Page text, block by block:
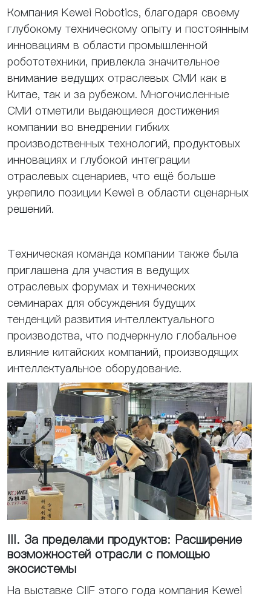
Компания Kewei Robotics, благодаря своему
глубокому техническому опыту и постоянным
инновациям в области промышленной
робототехники, привлекла значительное
внимание ведущих отраслевых СМИ как в
Китае, так и за рубежом. Многочисленные
СМИ отметили выдающиеся достижения
компании во внедрении гибких
производственных технологий, продуктовых
инновациях и глубокой интеграции
отраслевых сценариев, что ещё больше
укрепило позиции Kewei в области сценарных
решений.
Техническая команда компании также была
приглашена для участия в ведущих
отраслевых форумах и технических
семинарах для обсуждения будущих
тенденций развития интеллектуального
производства, что подчеркнуло глобальное
влияние китайских компаний, производящих
интеллектуальное оборудование.
III. За пределами продуктов: Расширение
возможностей отрасли с помощью
экосистемы
На выставке CIIF этого года компания Kewei